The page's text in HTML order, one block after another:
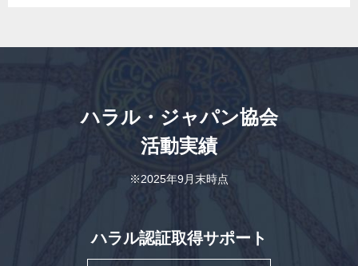
ハラル・ジャパン協会
活動実績
※2025年9月末時点
ハラル認証取得サポート